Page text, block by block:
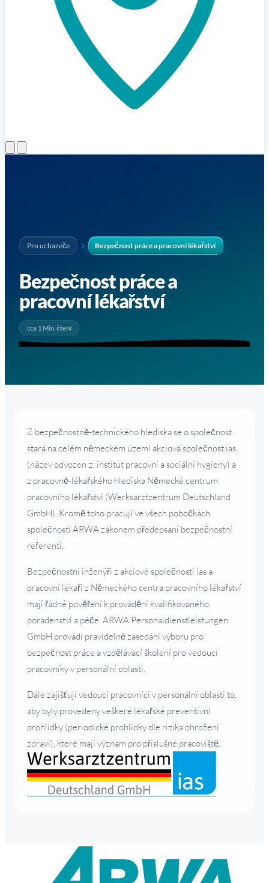
Pro uchazeče Bezpečnost práce a pracovní lékařství
Bezpečnost práce a
pracovní lékařství
cca 1 Min. čtení
Z bezpečnostně-technického hlediska se o společnost
stará na celém německém území akciová společnost ias
(název odvozen z: institut pracovní a sociální hygieny) a
z pracovně-lékařského hlediska Německé centrum
pracovního lékařství (Werksarztzentrum Deutschland
GmbH). Kromě toho pracují ve všech pobočkách
společnosti ARWA zákonem předepsaní bezpečnostní
referenti.
Bezpečnostní inženýři z akciové společnosti ias a
pracovní lékaři z Německého centra pracovního lékařství
mají řádné pověření k provádění kvalifikovaného
poradenství a péče. ARWA Personaldienstleistungen
GmbH provádí pravidelně zasedání výboru pro
bezpečnost práce a vzdělávací školení pro vedoucí
pracovníky v personální oblasti.
Dále zajišťují vedoucí pracovníci v personální oblasti to,
aby byly provedeny veškeré lékařské preventivní
prohlídky (periodické prohlídky dle rizika ohrožení
zdraví), které mají význam pro příslušné pracoviště.